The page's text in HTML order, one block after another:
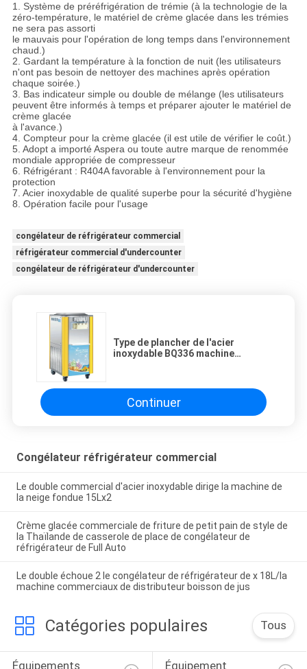
1. Système de préréfrigération de trémie (à la technologie de la
zéro-température, le matériel de crème glacée dans les trémies
ne sera pas assorti
le mauvais pour l'opération de long temps dans l'environnement
chaud.)
2. Gardant la température à la fonction de nuit (les utilisateurs
n'ont pas besoin de nettoyer des machines après opération
chaque soirée.)
3. Bas indicateur simple ou double de mélange (les utilisateurs
peuvent être informés à temps et préparer ajouter le matériel de
crème glacée
à l'avance.)
4. Compteur pour la crème glacée (il est utile de vérifier le coût.)
5. Adopt a importé Aspera ou toute autre marque de renommée
mondiale appropriée de compresseur
6. Réfrigérant : R404A favorable à l'environnement pour la
protection
7. Acier inoxydable de qualité superbe pour la sécurité d'hygiène
8. Opération facile pour l'usage
congélateur de réfrigérateur commercial
réfrigérateur commercial d'undercounter
congélateur de réfrigérateur d'undercounter
Type de plancher de l'acier
inoxydable BQ336 machine
Continuer
Congélateur réfrigérateur commercial
Le double commercial d'acier inoxydable dirige la machine de
la neige fondue 15Lx2
Crème glacée commerciale de friture de petit pain de style de
la Thaïlande de casserole de place de congélateur de
réfrigérateur de Full Auto
Le double échoue 2 le congélateur de réfrigérateur de x 18L/la
machine commerciaux de distributeur boisson de jus
Catégories populaires Tous
Équipements Équipement